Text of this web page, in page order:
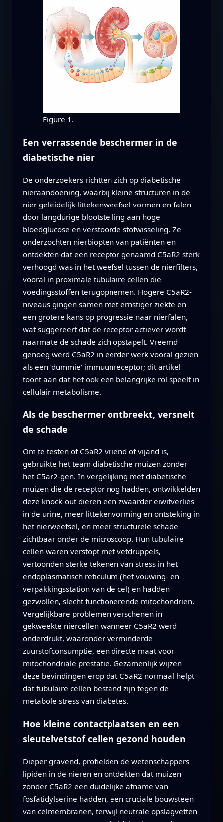
Figure 1.
Een verrassende beschermer in de
diabetische nier
De onderzoekers richtten zich op diabetische
nieraandoening, waarbij kleine structuren in de
nier geleidelijk littekenweefsel vormen en falen
door langdurige blootstelling aan hoge
bloedglucose en verstoorde stofwisseling. Ze
onderzochten nierbiopten van patiënten en
ontdekten dat een receptor genaamd C5aR2 sterk
verhoogd was in het weefsel tussen de nierfilters,
vooral in proximale tubulaire cellen die
voedingsstoffen terugopnemen. Hogere C5aR2-
niveaus gingen samen met ernstiger ziekte en
een grotere kans op progressie naar nierfalen,
wat suggereert dat de receptor actiever wordt
naarmate de schade zich opstapelt. Vreemd
genoeg werd C5aR2 in eerder werk vooral gezien
als een ‘dummie’ immuunreceptor; dit artikel
toont aan dat het ook een belangrijke rol speelt in
cellulair metabolisme.
Als de beschermer ontbreekt, versnelt
de schade
Om te testen of C5aR2 vriend of vijand is,
gebruikte het team diabetische muizen zonder
het C5ar2-gen. In vergelijking met diabetische
muizen die de receptor nog hadden, ontwikkelden
deze knock-out dieren een zwaarder eiwitverlies
in de urine, meer littekenvorming en ontsteking in
het nierweefsel, en meer structurele schade
zichtbaar onder de microscoop. Hun tubulaire
cellen waren verstopt met vetdruppels,
vertoonden sterke tekenen van stress in het
endoplasmatisch reticulum (het vouwing- en
verpakkingsstation van de cel) en hadden
gezwollen, slecht functionerende mitochondriën.
Vergelijkbare problemen verschenen in
gekweekte niercellen wanneer C5aR2 werd
onderdrukt, waaronder verminderde
zuurstofconsumptie, een directe maat voor
mitochondriale prestatie. Gezamenlijk wijzen
deze bevindingen erop dat C5aR2 normaal helpt
dat tubulaire cellen bestand zijn tegen de
metabole stress van diabetes.
Hoe kleine contactplaatsen en een
sleutelvetstof cellen gezond houden
Dieper gravend, profielden de wetenschappers
lipiden in de nieren en ontdekten dat muizen
zonder C5aR2 een duidelijke afname van
fosfatidylserine hadden, een cruciale bouwsteen
van celmembranen, terwijl neutrale opslagvetten